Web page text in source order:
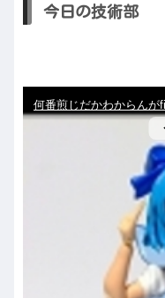
今日の技術部